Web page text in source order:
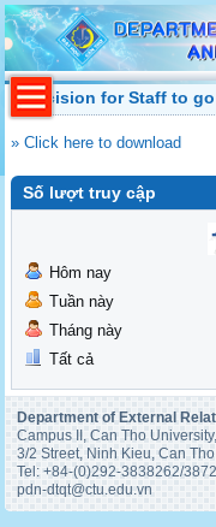
Decision for Staff to
» Click here to download
Số lượt truy cập
Hôm nay
Tuần này
Tháng này
Tất cả
Department of External
Campus II, Can Tho University,
3/2 Street, Ninh Kieu, Can
Tel: +84-(0)292-3838262/
pdn-dtqt@ctu.edu.vn